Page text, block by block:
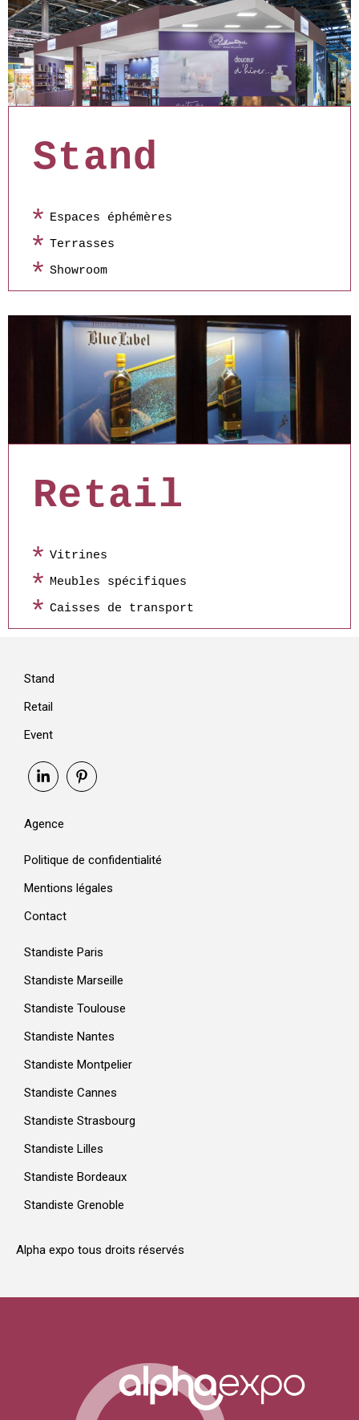
Stand
Espaces éphémères
Terrasses
Showroom
Retail
Vitrines
Meubles spécifiques
Caisses de transport
Stand
Retail
Event
Agence
Politique de confidentialité
Mentions légales
Contact
Standiste Paris
Standiste Marseille
Standiste Toulouse
Standiste Nantes
Standiste Montpelier
Standiste Cannes
Standiste Strasbourg
Standiste Lilles
Standiste Bordeaux
Standiste Grenoble
Alpha expo tous droits réservés